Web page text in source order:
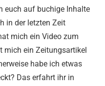
euch auf buchige Inhalte
in der letzten Zeit
mich ein Video zum
mich ein Zeitungsartikel
habe ich etwas
Das erfahrt ihr in